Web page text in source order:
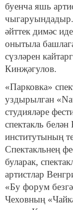
буенча яшь
чыгаруындадыр.
әйттек димәс
онытыла
сүзләрен
Кинҗәгулов.
«Парковка»
уздырылган
студияләре
спектакль
институтының
Спектакльнең
буларак,
артистлар
«Бу форум
Чеховның